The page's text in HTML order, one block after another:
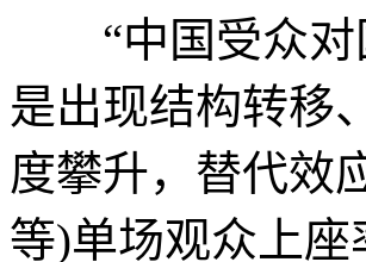
“中国受众对
是出现结构转移
度攀升，替代效
等)单场观众上